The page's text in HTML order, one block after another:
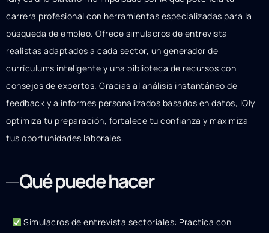
carrera profesional con herramientas especializadas para la
búsqueda de empleo. Ofrece simulacros de entrevista
realistas adaptados a cada sector, un generador de
currículums inteligente y una biblioteca de recursos con
consejos de expertos. Gracias al análisis instantáneo de
feedback y a informes personalizados basados en datos, IQly
optimiza tu preparación, fortalece tu confianza y maximiza
tus oportunidades laborales.
Qué puede hacer
Simulacros de entrevista sectoriales: Practica con